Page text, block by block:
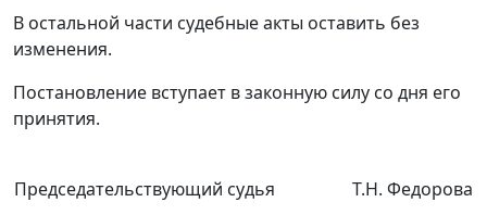
В остальной части судебные акты оставить без
изменения.
Постановление вступает в законную силу со дня его
принятия.
Председательствующий судья Т.Н. Федорова